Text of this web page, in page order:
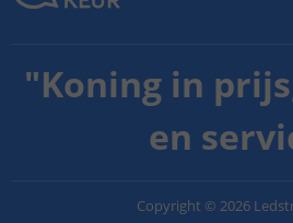
"Koning in
en
Copyright © 2026